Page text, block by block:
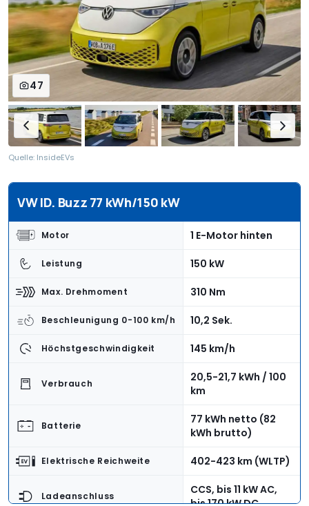
47
Quelle: InsideEVs
VW ID. Buzz 77 kWh/150 kW
Motor 1 E-Motor hinten
Leistung 150 kW
Max. Drehmoment 310 Nm
Beschleunigung 0-100 km/h 10,2 Sek.
Höchstgeschwindigkeit 145 km/h
Verbrauch
20,5-21,7 kWh / 100
km
Batterie
77 kWh netto (82
kWh brutto)
Elektrische Reichweite 402-423 km (WLTP)
Ladeanschluss
CCS, bis 11 kW AC,
bis 170 kW DC